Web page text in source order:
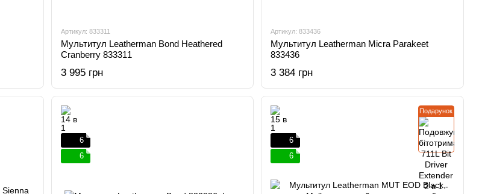
Артикул: 833311
Мультитул Leatherman Bond Heathered
Cranberry 833311
3 995 грн
Артикул: 833436
Мультитул Leatherman Micra Parakeet
833436
3 384 грн
6
6
Подарунок
6
6